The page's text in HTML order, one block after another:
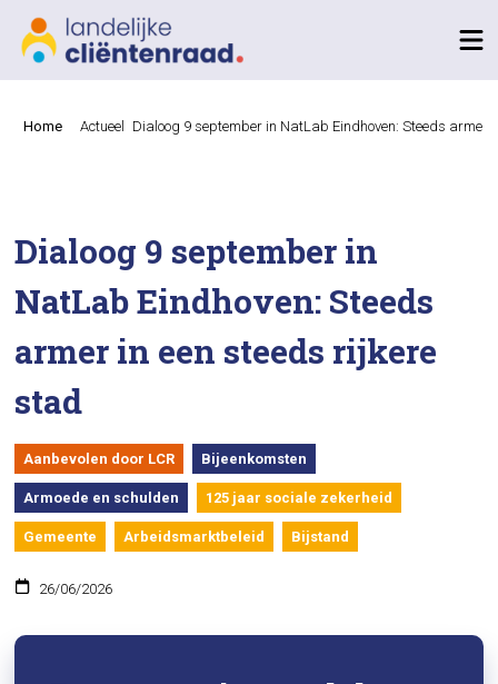
Home Actueel Dialoog 9 september in NatLab Eindhoven: Steeds armer
Dialoog 9 september in
NatLab Eindhoven: Steeds
armer in een steeds rijkere
stad
Aanbevolen door LCR Bijeenkomsten
Armoede en schulden 125 jaar sociale zekerheid
Gemeente Arbeidsmarktbeleid Bijstand
26/06/2026